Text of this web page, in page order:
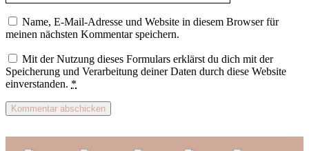
Name, E-Mail-Adresse und Website in diesem Browser für
meinen nächsten Kommentar speichern.
Mit der Nutzung dieses Formulars erklärst du dich mit der
Speicherung und Verarbeitung deiner Daten durch diese Website
einverstanden. *